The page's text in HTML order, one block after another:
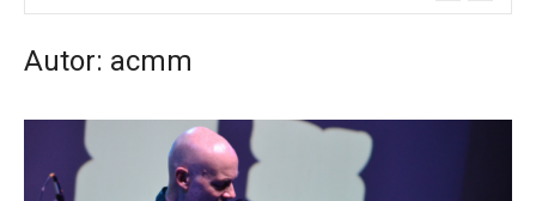
Autor: acmm